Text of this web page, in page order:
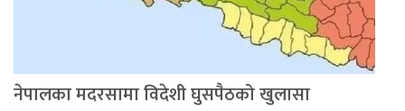
नेपालका मदरसामा विदेशी घुसपैठको खुलासा